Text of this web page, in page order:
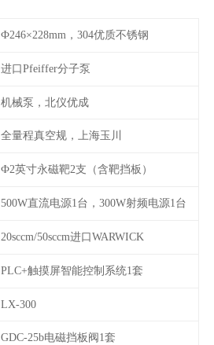
Ф246×228mm，304优质不锈钢
进口Pfeiffer分子泵
机械泵，北仪优成
全量程真空规，上海玉川
Ф2英寸永磁靶2支（含靶挡板）
500W直流电源1台，300W射频电源1台
20sccm/50sccm进口WARWICK
PLC+触摸屏智能控制系统1套
LX-300
GDC-25b电磁挡板阀1套